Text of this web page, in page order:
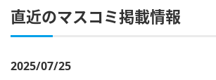
直近のマスコミ掲載情報
2025/07/25